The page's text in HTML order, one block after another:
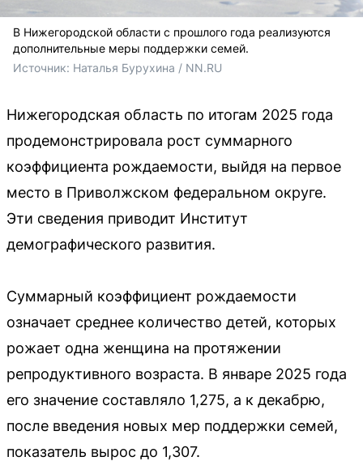
В Нижегородской области с прошлого года реализуются
дополнительные меры поддержки семей.
Источник: Наталья Бурухина / NN.RU
Нижегородская область по итогам 2025 года
продемонстрировала рост суммарного
коэффициента рождаемости, выйдя на первое
место в Приволжском федеральном округе.
Эти сведения приводит Институт
демографического развития.
Суммарный коэффициент рождаемости
означает среднее количество детей, которых
рожает одна женщина на протяжении
репродуктивного возраста. В январе 2025 года
его значение составляло 1,275, а к декабрю,
после введения новых мер поддержки семей,
показатель вырос до 1,307.